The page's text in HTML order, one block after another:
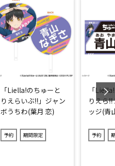
「Liella!のちゅーと
りえらいぶ!!」ジャン
ボうちわ(葉月 恋)
予約 期間限定
「
りえら
ッジ(青
予約